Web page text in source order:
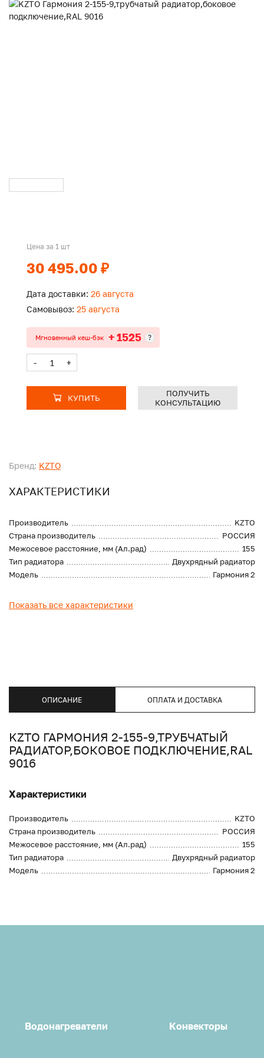
Бренд: KZTO
ХАРАКТЕРИСТИКИ
Производитель
KZTO
Страна производитель
РОССИЯ
Межосевое расстояние, мм (Ал.рад)
155
Тип радиатора
Двухрядный радиатор
Модель
Гармония 2
Показать все характеристики
Цена за 1 шт
30 495.00 ₽
Дата доставки: 26 августа
Самовывоз: 25 августа
Мгновенный кеш-бэк + 1525 ?
- +
КУПИТЬ
ПОЛУЧИТЬ
КОНСУЛЬТАЦИЮ
ОПИСАНИЕ ОПЛАТА И ДОСТАВКА
KZTO ГАРМОНИЯ 2-155-9,ТРУБЧАТЫЙ
РАДИАТОР,БОКОВОЕ ПОДКЛЮЧЕНИЕ,RAL
9016
Характеристики
Производитель
KZTO
Страна производитель
РОССИЯ
Межосевое расстояние, мм (Ал.рад)
155
Тип радиатора
Двухрядный радиатор
Модель
Гармония 2
Водонагреватели Конвекторы